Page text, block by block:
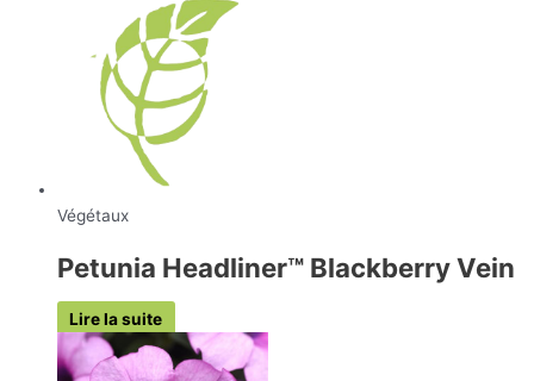
Végétaux
Petunia Headliner™ Blackberry Vein
Lire la suite